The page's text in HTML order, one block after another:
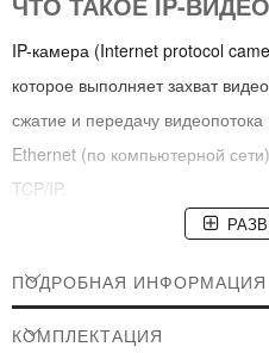
IP-камера (Internet protocol
которое выполняет захват
сжатие и передачу
Ethernet (по компьютерной
TCP/IP.
Используется для контроля и
ПОДРОБНАЯ ИНФОРМАЦИЯ
КОМПЛЕКТАЦИЯ